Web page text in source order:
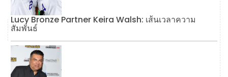
Lucy Bronze Partner Keira Walsh: เส้นเวลาความ
สัมพันธ์